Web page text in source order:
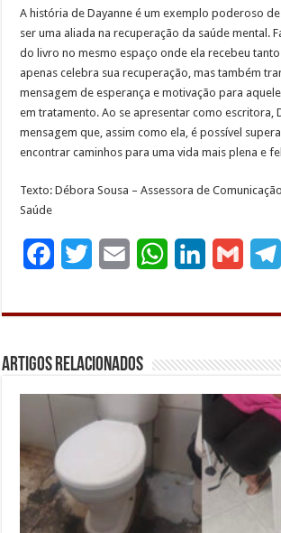
A história de Dayanne é um exemplo poderoso
ser uma aliada na recuperação da saúde mental.
do livro no mesmo espaço onde ela recebeu
apenas celebra sua recuperação, mas também
mensagem de esperança e motivação para
em tratamento. Ao se apresentar como escritora,
mensagem que, assim como ela, é possível
encontrar caminhos para uma vida mais plena e
Texto: Débora Sousa – Assessora de
Saúde
c
b
o
k
i
t
a
l
W
a
s
A
n
e
I
n
a
l
Artigos Relacionados